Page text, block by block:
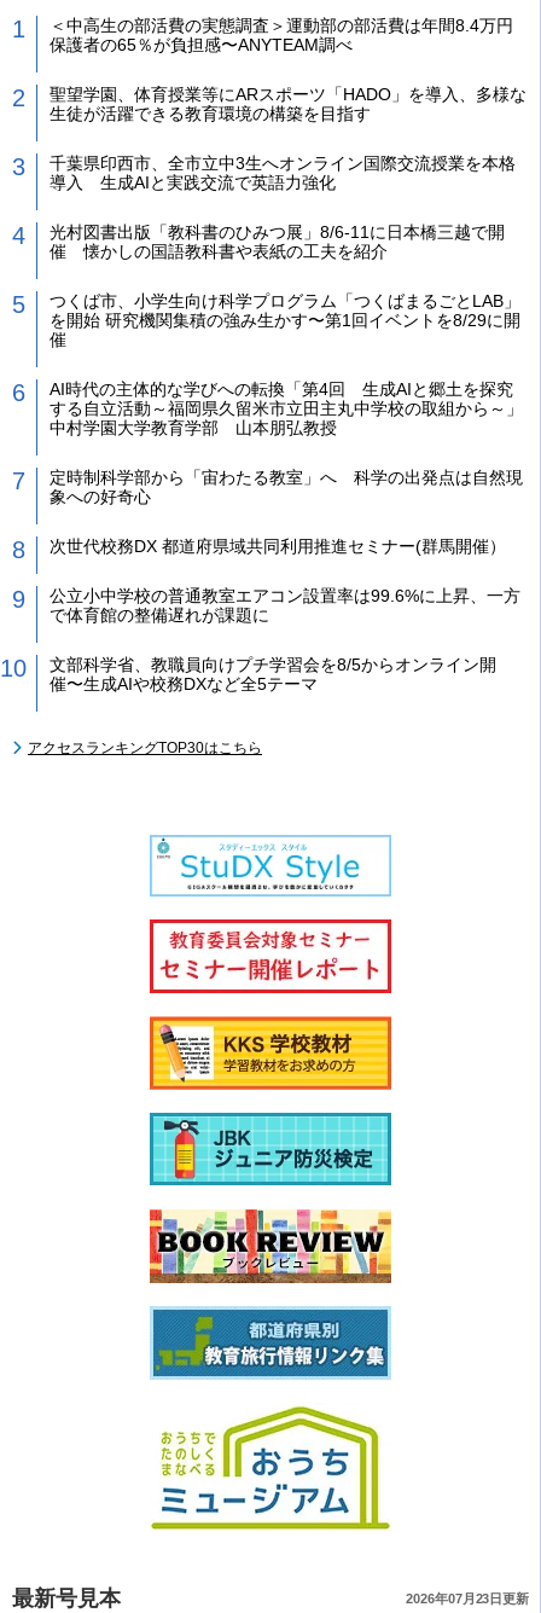
＜中高生の部活費の実態調査＞運動部の部活費は年間8.4万円
保護者の65％が負担感〜ANYTEAM調べ
聖望学園、体育授業等にARスポーツ「HADO」を導入、多様な
生徒が活躍できる教育環境の構築を目指す
千葉県印西市、全市立中3生へオンライン国際交流授業を本格
導入 生成AIと実践交流で英語力強化
光村図書出版「教科書のひみつ展」8/6-11に日本橋三越で開
催 懐かしの国語教科書や表紙の工夫を紹介
つくば市、小学生向け科学プログラム「つくばまるごとLAB」
を開始 研究機関集積の強み生かす〜第1回イベントを8/29に開
催
AI時代の主体的な学びへの転換「第4回 生成AIと郷土を探究
する自立活動～福岡県久留米市立田主丸中学校の取組から～」
中村学園大学教育学部 山本朋弘教授
定時制科学部から「宙わたる教室」へ 科学の出発点は自然現
象への好奇心
次世代校務DX 都道府県域共同利用推進セミナー(群馬開催）
公立小中学校の普通教室エアコン設置率は99.6%に上昇、一方
で体育館の整備遅れが課題に
文部科学省、教職員向けプチ学習会を8/5からオンライン開
催〜生成AIや校務DXなど全5テーマ
アクセスランキングTOP30はこちら
最新号見本 2026年07月23日更新